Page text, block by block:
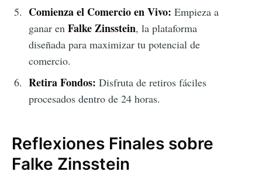
Comienza el Comercio en Vivo: Empieza a
ganar en Falke Zinsstein, la plataforma
diseñada para maximizar tu potencial de
comercio.
Retira Fondos: Disfruta de retiros fáciles
procesados dentro de 24 horas.
Reflexiones Finales sobre
Falke Zinsstein